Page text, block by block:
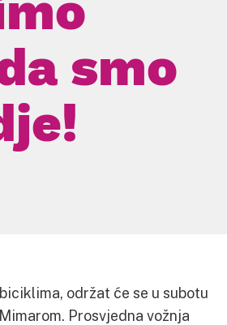
smo
održat će se u subotu
Prosvjedna vožnja